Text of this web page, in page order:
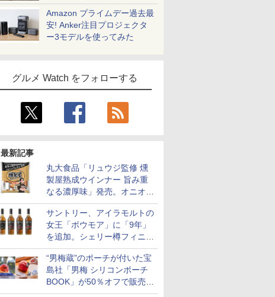
Amazon プライムデー過去最
安! Anker注目プロジェクタ
ー3モデルを使ってみた
グルメ Watch をフォローする
最新記事
丸大食品「リュウジ監修 燻
製屋熟成ウインナー 旨み重
なる濃厚味」発売。オニオン
やガーリックの食べ応え
サントリー、アイラモルトの
女王「ボウモア」に「9年」
を追加。シェリー樽フィニッ
シュの12/15/18年も通年販売
に
“男梅蔵”のポーチが付いた宝
島社「男梅 シリコンポーチ
BOOK」が50％オフで販売
中！